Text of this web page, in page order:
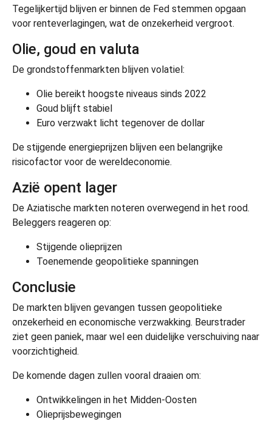
Tegelijkertijd blijven er binnen de Fed stemmen opgaan
voor renteverlagingen, wat de onzekerheid vergroot.
Olie, goud en valuta
De grondstoffenmarkten blijven volatiel:
Olie bereikt hoogste niveaus sinds 2022
Goud blijft stabiel
Euro verzwakt licht tegenover de dollar
De stijgende energieprijzen blijven een belangrijke
risicofactor voor de wereldeconomie.
Azië opent lager
De Aziatische markten noteren overwegend in het rood.
Beleggers reageren op:
Stijgende olieprijzen
Toenemende geopolitieke spanningen
Conclusie
De markten blijven gevangen tussen geopolitieke
onzekerheid en economische verzwakking. Beurstrader
ziet geen paniek, maar wel een duidelijke verschuiving naar
voorzichtigheid.
De komende dagen zullen vooral draaien om:
Ontwikkelingen in het Midden-Oosten
Olieprijsbewegingen